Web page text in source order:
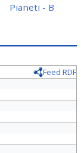
Pianeti - B
Feed RDF